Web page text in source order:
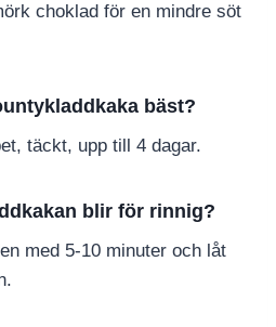
choklad för en mindre söt
bäst?
täckt, upp till 4 dagar.
blir för rinnig?
med 5-10 minuter och låt